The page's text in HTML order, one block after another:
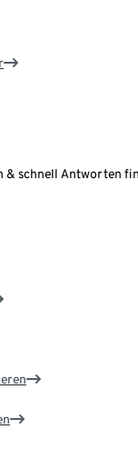
& schnell Antworten